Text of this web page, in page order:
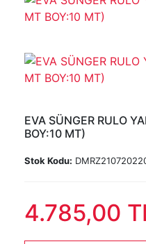
EVA SÜNGER RULO
BOY:10 MT)
Stok Kodu:
4.785,00